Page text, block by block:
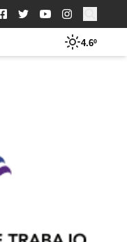
Buscar:
4.6º